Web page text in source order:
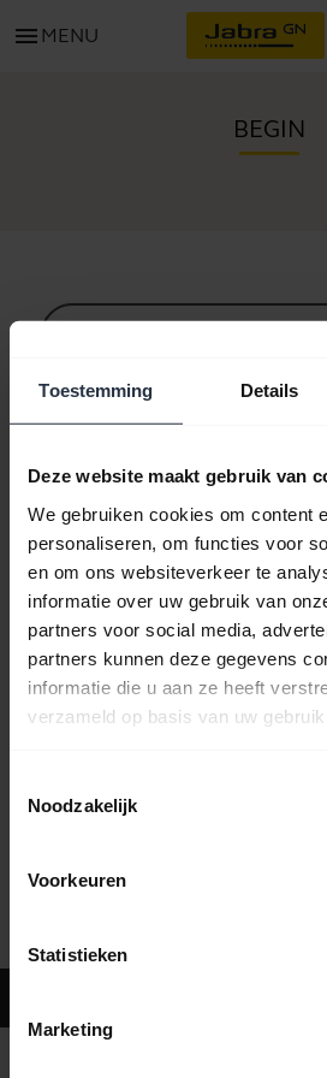
Toestemming Details
Deze website maakt gebruik van
We gebruiken cookies om content
personaliseren, om functies voor
en om ons websiteverkeer te
informatie over uw gebruik van
partners voor social media,
partners kunnen deze gegevens
informatie die u aan ze heeft
verzameld op basis van uw
Noodzakelijk
Voorkeuren
Statistieken
Marketing
menu MENU
BEGIN
Bluetooth-
Veelgestelde